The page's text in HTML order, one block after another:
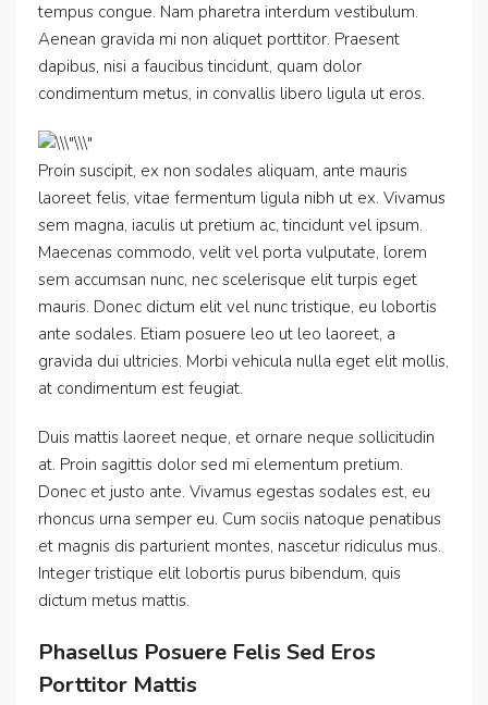
tempus congue. Nam pharetra interdum vestibulum.
Aenean gravida mi non aliquet porttitor. Praesent
dapibus, nisi a faucibus tincidunt, quam dolor
condimentum metus, in convallis libero ligula ut eros.
Proin suscipit, ex non sodales aliquam, ante mauris
laoreet felis, vitae fermentum ligula nibh ut ex. Vivamus
sem magna, iaculis ut pretium ac, tincidunt vel ipsum.
Maecenas commodo, velit vel porta vulputate, lorem
sem accumsan nunc, nec scelerisque elit turpis eget
mauris. Donec dictum elit vel nunc tristique, eu lobortis
ante sodales. Etiam posuere leo ut leo laoreet, a
gravida dui ultricies. Morbi vehicula nulla eget elit mollis,
at condimentum est feugiat.
Duis mattis laoreet neque, et ornare neque sollicitudin
at. Proin sagittis dolor sed mi elementum pretium.
Donec et justo ante. Vivamus egestas sodales est, eu
rhoncus urna semper eu. Cum sociis natoque penatibus
et magnis dis parturient montes, nascetur ridiculus mus.
Integer tristique elit lobortis purus bibendum, quis
dictum metus mattis.
Phasellus Posuere Felis Sed Eros
Porttitor Mattis